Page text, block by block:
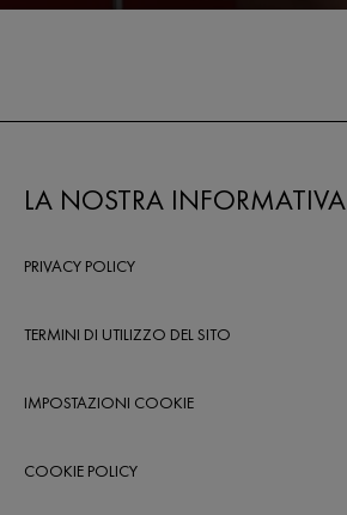
LA NOSTRA INFORMATIVA
PRIVACY POLICY
TERMINI DI UTILIZZO DEL SITO
IMPOSTAZIONI COOKIE
COOKIE POLICY